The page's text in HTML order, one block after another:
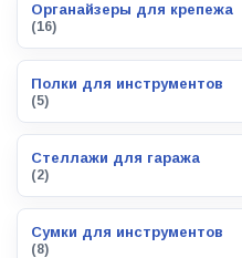
Органайзеры для крепежа
(16)
Полки для инструментов
(5)
Стеллажи для гаража
(2)
Сумки для инструментов
(8)